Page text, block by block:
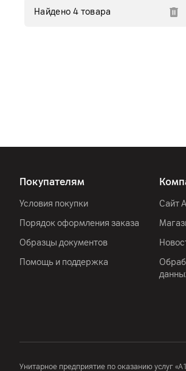
Найдено 4 товара
Покупателям
Условия покупки
Порядок оформления заказа
Образцы документов
Помощь и поддержка
Сайт
Унитарное предприятие по оказанию услуг